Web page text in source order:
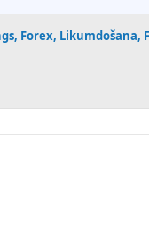
Forex, Likumdošana,